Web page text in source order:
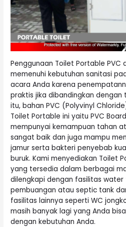
Penggunaan Toilet Portable
memenuhi kebutuhan sanitasi
acara Anda karena
praktis jika dibandingkan dengan
itu, bahan PVC (Polyvinyl
Toilet Portable ini yaitu PVC
mempunyai kemampuan tahan
sangat baik dan juga mampu
jamur serta bakteri penyebab
buruk. Kami menyediakan Toilet
yang tersedia dalam berbagai
dilengkapi dengan fasilitas
pembuangan atau septic tank
fasilitas lainnya seperti WC
masih banyak lagi yang Anda
dengan kebutuhan Anda.